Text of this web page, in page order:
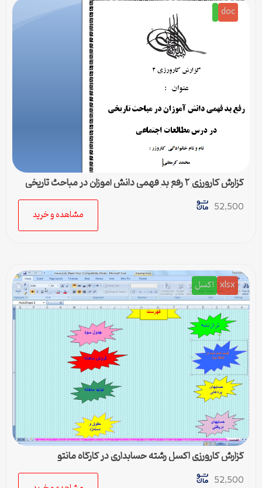
doc
گزارش کارورزی ۲ رفع بد فهمی دانش آموزان در مباحث تاریخی
در درس مطالعات اجتماعی
52,500
مشاهده و خرید
xlsx اکسل
گزارش کارورزی اکسل رشته حسابداری در کارگاه مانتو
52,500